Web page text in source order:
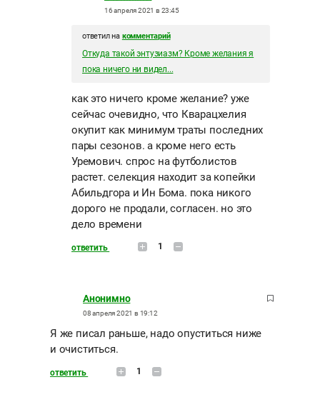
16 апреля 2021 в 23:45
ответил на комментарий
Откуда такой энтузиазм? Кроме желания я
пока ничего ни видел...
как это ничего кроме желание? уже
сейчас очевидно, что Кварацхелия
окупит как минимум траты последних
пары сезонов. а кроме него есть
Уремович. спрос на футболистов
растет. селекция находит за копейки
Абильдгора и Ин Бома. пока никого
дорого не продали, согласен. но это
дело времени
ответить 1
Анонимно
08 апреля 2021 в 19:12
Я же писал раньше, надо опуститься ниже
и очиститься.
ответить 1